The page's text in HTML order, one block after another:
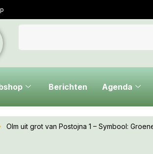
Berichten Agenda
Olm uit grot van Postojna 1 – Symbool: